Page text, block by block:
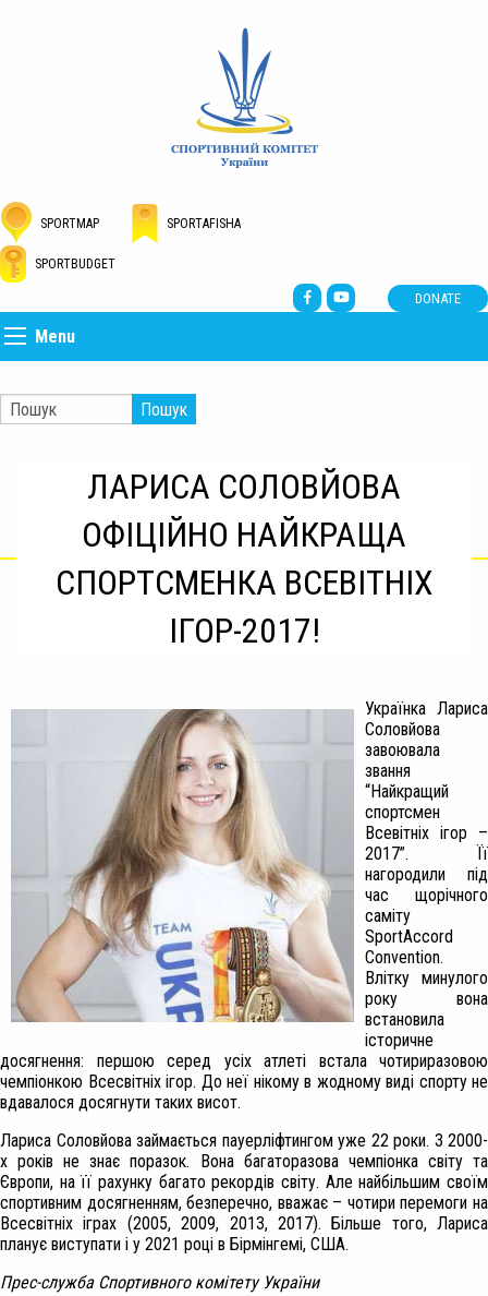
SPORTMAP SPORTAFISHA
SPORTBUDGET
DONATE
Menu
Пошук
ЛАРИСА СОЛОВЙОВА
ОФІЦІЙНО НАЙКРАЩА
СПОРТСМЕНКА ВСЕВІТНІХ
ІГОР-2017!
Українка Лариса
Соловйова
завоювала
звання
“Найкращий
спортсмен
Всевітніх ігор –
2017”. Її
нагородили під
час щорічного
саміту
SportAccord
Convention.
Влітку минулого
року вона
встановила
історичне
досягнення: першою серед усіх атлеті встала чотириразовою
чемпіонкою Всесвітніх ігор. До неї нікому в жодному виді спорту не
вдавалося досягнути таких висот.
Лариса Соловйова займається пауерліфтингом уже 22 роки. З 2000-
х років не знає поразок. Вона багаторазова чемпіонка світу та
Європи, на її рахунку багато рекордів світу. Але найбільшим своїм
спортивним досягненням, безперечно, вважає – чотири перемоги на
Всесвітніх іграх (2005, 2009, 2013, 2017). Більше того, Лариса
планує виступати і у 2021 році в Бірмінгемі, США.
Прес-служба Спортивного комітету України